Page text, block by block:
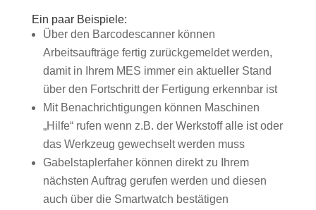
Ein paar Beispiele:
Über den Barcodescanner können
Arbeitsaufträge fertig zurückgemeldet werden,
damit in Ihrem MES immer ein aktueller Stand
über den Fortschritt der Fertigung erkennbar ist
Mit Benachrichtigungen können Maschinen
„Hilfe“ rufen wenn z.B. der Werkstoff alle ist oder
das Werkzeug gewechselt werden muss
Gabelstaplerfaher können direkt zu Ihrem
nächsten Auftrag gerufen werden und diesen
auch über die Smartwatch bestätigen